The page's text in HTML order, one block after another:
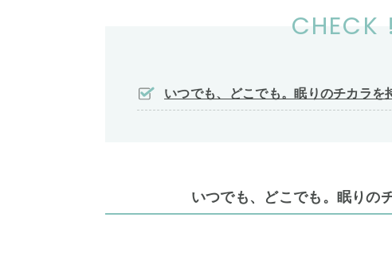
CHECK !
いつでも、どこでも。眠りのチカラを
いつでも、どこでも。眠りの